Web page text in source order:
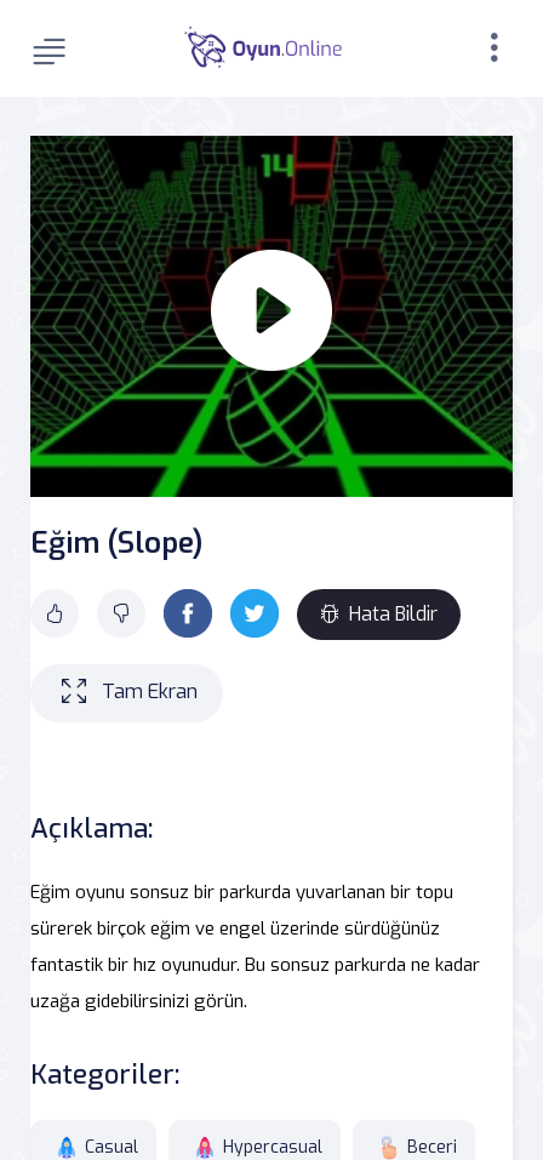
Eğim (Slope)
Hata Bildir
Tam Ekran
Açıklama:
Eğim oyunu sonsuz bir parkurda yuvarlanan bir topu
sürerek birçok eğim ve engel üzerinde sürdüğünüz
fantastik bir hız oyunudur. Bu sonsuz parkurda ne kadar
uzağa gidebilirsinizi görün.
Kategoriler:
Casual Hypercasual Beceri